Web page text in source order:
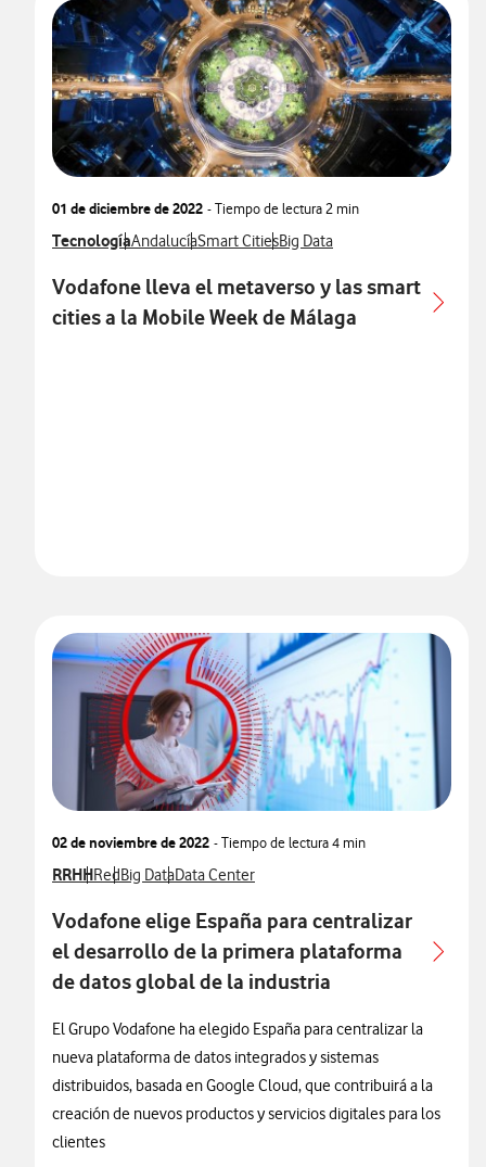
01 de diciembre de 2022 - Tiempo de lectura2 min
Ver más notas de prensa relacionados con
TecnologíaVer más notas de prensa relacionados con
AndalucíaVer más notas de prensa relacionados con
Smart CitiesVer más notas de prensa
Big Data
Vodafone lleva el metaverso y las smart
cities a la Mobile Week de Málaga
02 de noviembre de 2022 - Tiempo de lectura4 min
Ver más notas de prensa relacionados con
RRHHVer más notas de prensa relacionados con
RedVer más notas de prensa relacionados con
Big DataVer más notas de prensa relacionados con
Data Center
Vodafone elige España para centralizar
el desarrollo de la primera plataforma
de datos global de la industria
El Grupo Vodafone ha elegido España para centralizar la
nueva plataforma de datos integrados y sistemas
distribuidos, basada en Google Cloud, que contribuirá a la
creación de nuevos productos y servicios digitales para los
clientes